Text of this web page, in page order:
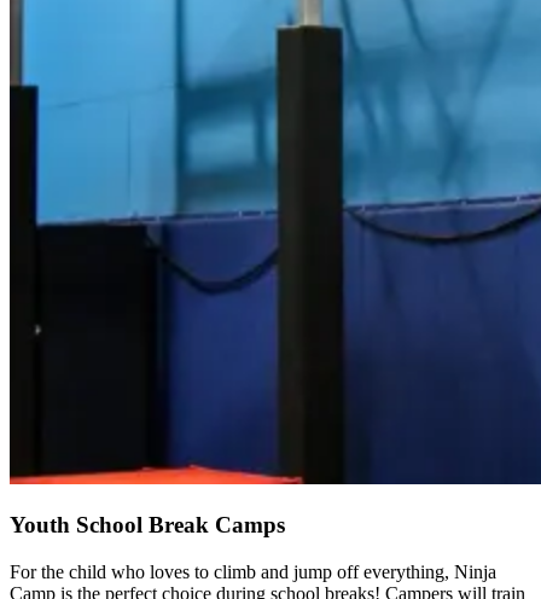
Youth School Break Camps​​​​‌ ‍ ​‍​‍‌‍ ‌ ​‍‌‍‍‌‌‍‌ ‌‍‍‌‌‍ ‍​‍​‍​ ‍‍​‍​‍‌ ​ ‌‍​‌‌‍ ‍‌‍‍‌‌ ‌​‌ ‍‌​‍ ‍‌‍‍‌‌‍ ​‍​‍​‍ ​​‍​‍‌‍‍​‌ ​‍‌‍‌‌‌‍‌‍​‍​‍​ ‍‍​‍​‍‌‍‍​‌ ‌​‌ ‌​‌ ​​‌ ​ ​ ‍‍​‍ ​‍ ‌‍​ ‌‍‍​‌‍‌‌‌‍ ​‌ ​ ‌‍‌‌‌‍​‌‌ ​​‌‍‍‌‌‍‌‌‌ ​‍‌ ​ ​‍ ‍‌ ​ ‌‍​‌‌‍ ‍‌‍‍‌‌ ‌​‌ ‍‌​‍ ‍‌ ​ ‌ ‌​‌ ‌‌‌‍‌​‌‍‍‌‌‍ ​‍ ‌‍‍‌‌‍ ‍‌ ‌​‌‍‌‌‌‍ ‍‌ ‌​​‍ ‌‍‌‌‌‍‌​‌‍‍‌‌ ‌​​‍ ‌‍ ‌‌‍ ‌‍‌​‌‍‌‌​ ‌‌ ​​‌ ​‍‌‍‌‌‌ ​ ‌‍‌‌‌‍ ‍‌ ‌​‌‍​‌‌ ‌​‌‍‍‌‌‍ ‌‍ ‍​ ‍ ‌‍‍‌‌‍‌​​ ‌‌‍‌‍‌‍‌‍​ ‌‍‌‍‌‌‌‍‌‍‌‍​‍​ ‌ ​ ‌ ​‍ ‌​ ​ ‌‍​‍​ ‌​​ ​​​‍ ‌​ ‌​‌‍​ ​ ‍‌‌‍​‍​‍ ‌‌‍​‍‌‍‌‌​ ‍​‌‍​‌​‍ ‌​ ‍‌​ ​‍‌‍‌​‌‍​‌​ ​ ​ ​ ‌‍‌‌‌‍​ ‌‍​‌​ ​ ​ ‌‌​ ​‍​ ‍ ‌ ‌​‌ ‍‌‌ ​​‌‍‌‌​ ‌‌ ​​‌‍​‌‌‍‌ ‌‍‌‌​ ‍ ‌ ​​‌‍​‌‌ ‌​‌‍‍​​ ‌‌ ​​‌‍​‌‌‍‌ ‌‍‌‌‌​​‍‌ ‌‌‌‍‍‌‌‍ ​‌‍‌​‌‍‌‌‌ ​‍​‍‌‌​ ‌‌‌​​‍‌‌ ‌‍‍ ‌‍‌‌‌ ‍‌​‍‌‌​ ​ ‌​‌​​‍‌‌​ ​ ‌​‌​​‍‌‌​ ​‍​ ​‍‌‍​ ‌‍‌‌​ ​‍‌‍‌‍‌‍​ ‌‍‌​‌‍​‍​ ​​​ ‍​‌‍​‌‌‍‌‌​ ‌ ​‍‌‌​ ​‍​ ​‍​‍‌‌​ ‌‌‌​‌​​‍ ‍‌‍​ ‌‍​‌‌ ​‍‌‍‌​‌ ​ ​‍‌‌​ ‌‌‌​​‍‌‌ ‌‍‍ ‌‍‌‌‌ ‍‌​‍‌‌​ ​ ‌​‌​​‍‌‌​ ​ ‌​‌​​‍‌‌​ ​‍​ ​‍‌‍‌‍​ ​​​ ‌‍‌‍​‍‌‍​‌​ ​‌​ ‌​‌‍‌‍‌‍​‌​ ​​‌‍​ ​ ​ ‌‍​‍‌‍‌‍‌‍‌‌​ ​​​ ​​​ ‌ ​ ​‍​ ​‌​ ​‍‌‍‌‌‌‍‌‍​ ‍‌​ ​‌​ ‌ ‌‍‌​​ ​ ​ ​​​ ‌‍​ ‍​​ ‍​​‍‌‌​ ​‍​ ​‍​‍‌‌​ ‌‌‌​‌​​‍ ‍‌‍​ ‌‍​‌‌ ​‍‌‍‌​‌‌‌​‌‍‍‌‌ ‌​‌‍ ​‌‍‌‌​ ‌‍​‍‌‍​‌‌ ​ ‌‍‌‌‌‌‌‌‌ ​‍‌‍ ​​ ‌‌‍‍​‌ ‌​‌ ‌​‌ ​​‌ ​ ​‍‌‌​ ​ ‌​​‌​‍‌‌​ ​‍‌​‌‍​‍‌‌​ ​‍‌​‌‍‌‍​ ‌‍‍​‌‍‌‌‌‍ ​‌ ​ ‌‍‌‌‌‍​‌‌ ​​‌‍‍‌‌‍‌‌‌ ​‍‌ ​ ​‍ ‍‌ ​ ‌‍​‌‌‍ ‍‌‍‍‌‌ ‌​‌ ‍‌​‍ ‍‌ ​ ‌ ‌​‌ ‌‌‌‍‌​‌‍‍‌‌‍ ​‍‌‍‌‍‍‌‌‍‌​​ ‌‌‍‌‍‌‍‌‍​ ‌‍‌‍‌‌‌‍‌‍‌‍​‍​ ‌ ​ ‌ ​‍ ‌​ ​ ‌‍​‍​ ‌​​ ​​​‍ ‌​ ‌​‌‍​ ​ ‍‌‌‍​‍​‍ ‌‌‍​‍‌‍‌‌​ ‍​‌‍​‌​‍ ‌​ ‍‌​ ​‍‌‍‌​‌‍​‌​ ​ ​ ​ ‌‍‌‌‌‍​ ‌‍​‌​ ​ ​ ‌‌​ ​‍​‍‌‍‌ ‌​‌ ‍‌‌ ​​‌‍‌‌​ ‌‌ ​​‌‍​‌‌‍‌ ‌‍‌‌​‍‌‍‌ ​​‌‍​‌‌ ‌​‌‍‍​​ ‌‌ ​​‌‍​‌‌‍‌ ‌‍‌‌‌​​‍‌ ‌‌‌‍‍‌‌‍ ​‌‍‌​‌‍‌‌‌ ​‍​‍‌‌​ ‌‌‌​​‍‌‌ ‌‍‍ ‌‍‌‌‌ ‍‌​‍‌‌​ ​ ‌​‌​​‍‌‌​ ​ ‌​‌​​‍‌‌​ ​‍​ ​‍‌‍​ ‌‍‌‌​ ​‍‌‍‌‍‌‍​ ‌‍‌​‌‍​‍​ ​​​ ‍​‌‍​‌‌‍‌‌​ ‌ ​‍‌‌​ ​‍​ ​‍​‍‌‌​ ‌‌‌​‌​​‍ ‍‌‍​ ‌‍​‌‌ ​‍‌‍‌​‌ ​ ​‍‌‌​ ‌‌‌​​‍‌‌ ‌‍‍ ‌‍‌‌‌ ‍‌​‍‌‌​ ​ ‌​‌​​‍‌‌​ ​ ‌​‌​​‍‌‌​ ​‍​ ​‍‌‍‌‍​ ​​​ ‌‍‌‍​‍‌‍​‌​ ​‌​ ‌​‌‍‌‍‌‍​‌​ ​​‌‍​ ​ ​ ‌‍​‍‌‍‌‍‌‍‌‌​ ​​​ ​​​ ‌ ​ ​‍​ ​‌​ ​‍‌‍‌‌‌‍‌‍​ ‍‌​ ​‌​ ‌ ‌‍‌​​ ​ ​ ​​​ ‌‍​ ‍​​ ‍​​‍‌‌​ ​‍​ ​‍​‍‌‌​ ‌‌‌​‌​​‍ ‍‌‍​ ‌‍​‌‌ ​‍‌‍‌​‌‌‌​‌‍‍‌‌ ‌​‌‍ ​‌‍‌‌​‍‌‍‌ ​​‌‍‌‌‌ ​‍‌ ​ ‌ ​​‌‍‌‌‌‍​ ‌ ‌​‌‍‍‌‌ ‌‍‌‍‌‌​ ‌‌ ​​‌ ‌‌‌‍​‍‌‍ ​‌‍‍‌‌ ​ ‌‍‍​‌‍‌‌‌‍‌​​‍​‍‌ ‌
For the child who loves to climb and jump off everything, Ninja
Camp is the perfect choice during school breaks! Campers will train